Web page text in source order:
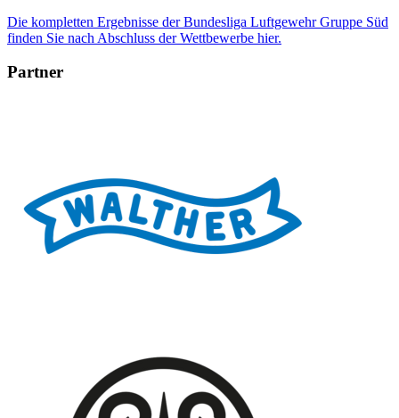
Die kompletten Ergebnisse der Bundesliga Luftgewehr Gruppe Süd
finden Sie nach Abschluss der Wettbewerbe hier.
Partner